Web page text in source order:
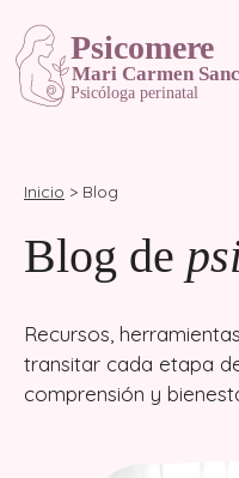
contenido
Inicio > Blog
Blog de
Recursos,
transitar cada etapa
comprensión y